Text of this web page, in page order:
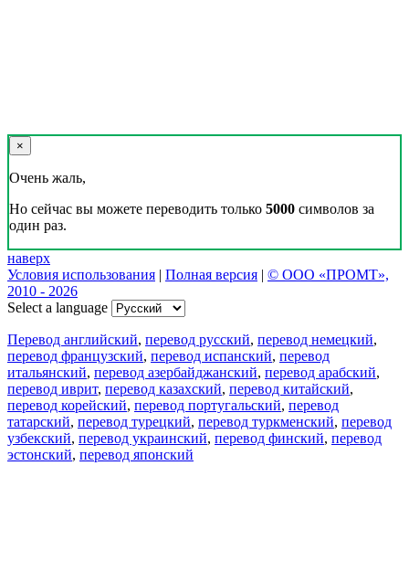
×
Очень жаль,
Но сейчас вы можете переводить только 5000 символов за
один раз.
наверх
Условия использования | Полная версия | © ООО «ПРОМТ»,
2010 - 2026
Select a language
Перевод английский, перевод русский, перевод немецкий,
перевод французский, перевод испанский, перевод
итальянский, перевод азербайджанский, перевод арабский,
перевод иврит, перевод казахский, перевод китайский,
перевод корейский, перевод португальский, перевод
татарский, перевод турецкий, перевод туркменский, перевод
узбекский, перевод украинский, перевод финский, перевод
эстонский, перевод японский